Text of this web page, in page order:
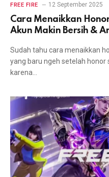
FREE FIRE 12 September 2025
Cara Menaikkan
Akun Makin Bersih &
Sudah tahu cara menaikkan
yang baru ngeh setelah honor
karena…